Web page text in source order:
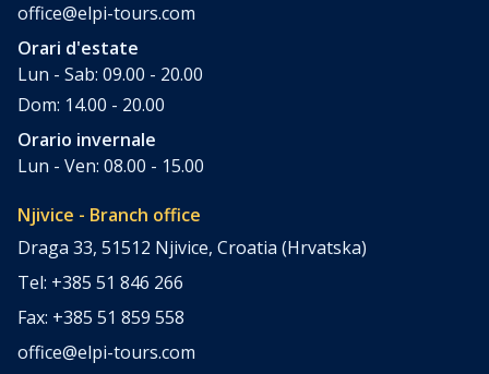
office@elpi-tours.com
Orari d'estate
Lun - Sab: 09.00 - 20.00
Dom: 14.00 - 20.00
Orario invernale
Lun - Ven: 08.00 - 15.00
Njivice - Branch office
Draga 33, 51512 Njivice, Croatia (Hrvatska)
Tel: +385 51 846 266
Fax: +385 51 859 558
office@elpi-tours.com